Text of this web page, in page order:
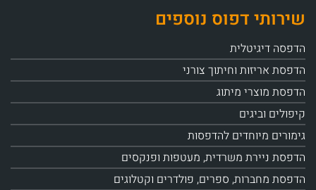
שירותי דפוס נוספים
הדפסה דיגיטלית
הדפסת אריזות וחיתוך צורני
הדפסת מוצרי מיתוג
קיפולים וביגים
גימורים מיוחדים להדפסות
הדפסת ניירת משרדית, מעטפות ופנקסים
הדפסת מחברות, ספרים, פולדרים וקטלוגים